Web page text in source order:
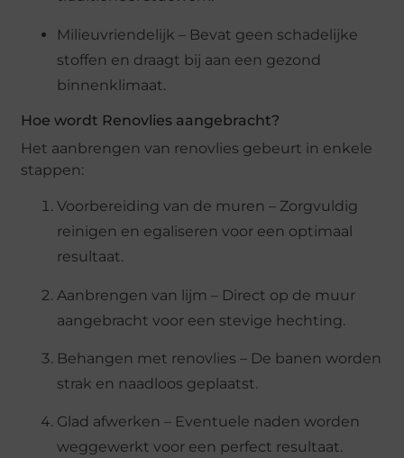
Milieuvriendelijk – Bevat geen schadelijke
stoffen en draagt bij aan een gezond
binnenklimaat.
Hoe wordt Renovlies aangebracht?
Het aanbrengen van renovlies gebeurt in enkele
stappen:
Voorbereiding van de muren – Zorgvuldig
reinigen en egaliseren voor een optimaal
resultaat.
Aanbrengen van lijm – Direct op de muur
aangebracht voor een stevige hechting.
Behangen met renovlies – De banen worden
strak en naadloos geplaatst.
Glad afwerken – Eventuele naden worden
weggewerkt voor een perfect resultaat.